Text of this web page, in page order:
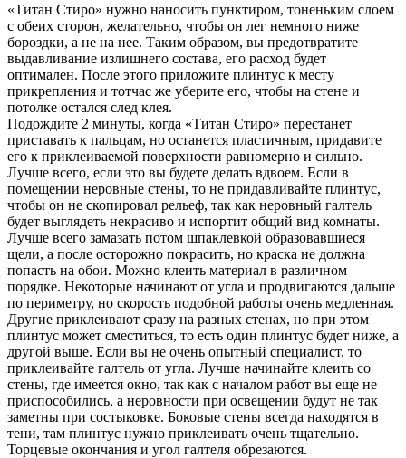
«Титан Стиро» нужно наносить пунктиром, тоненьким слоем
с обеих сторон, желательно, чтобы он лег немного ниже
бороздки, а не на нее. Таким образом, вы предотвратите
выдавливание излишнего состава, его расход будет
оптимален. После этого приложите плинтус к месту
прикрепления и тотчас же уберите его, чтобы на стене и
потолке остался след клея.
Подождите 2 минуты, когда «Титан Стиро» перестанет
приставать к пальцам, но останется пластичным, придавите
его к приклеиваемой поверхности равномерно и сильно.
Лучше всего, если это вы будете делать вдвоем. Если в
помещении неровные стены, то не придавливайте плинтус,
чтобы он не скопировал рельеф, так как неровный галтель
будет выглядеть некрасиво и испортит общий вид комнаты.
Лучше всего замазать потом шпаклевкой образовавшиеся
щели, а после осторожно покрасить, но краска не должна
попасть на обои. Можно клеить материал в различном
порядке. Некоторые начинают от угла и продвигаются дальше
по периметру, но скорость подобной работы очень медленная.
Другие приклеивают сразу на разных стенах, но при этом
плинтус может сместиться, то есть один плинтус будет ниже, а
другой выше. Если вы не очень опытный специалист, то
приклеивайте галтель от угла. Лучше начинайте клеить со
стены, где имеется окно, так как с началом работ вы еще не
приспособились, а неровности при освещении будут не так
заметны при состыковке. Боковые стены всегда находятся в
тени, там плинтус нужно приклеивать очень тщательно.
Торцевые окончания и угол галтеля обрезаются.